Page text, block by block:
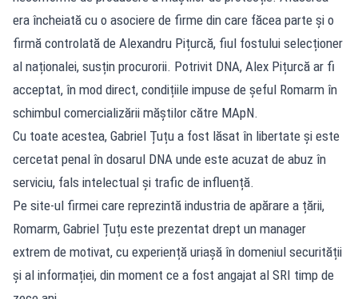
era încheiată cu o asociere de firme din care făcea parte și o
firmă controlată de Alexandru Pițurcă, fiul fostului selecționer
al naționalei, susțin procurorii. Potrivit DNA, Alex Pițurcă ar fi
acceptat, în mod direct, condițiile impuse de șeful Romarm în
schimbul comercializării măștilor către MApN.
Cu toate acestea, Gabriel Țuțu a fost lăsat în libertate și este
cercetat penal în dosarul DNA unde este acuzat de abuz în
serviciu, fals intelectual și trafic de influență.
Pe site-ul firmei care reprezintă industria de apărare a țării,
Romarm, Gabriel Țuțu este prezentat drept un manager
extrem de motivat, cu experiență uriașă în domeniul securității
și al informației, din moment ce a fost angajat al SRI timp de